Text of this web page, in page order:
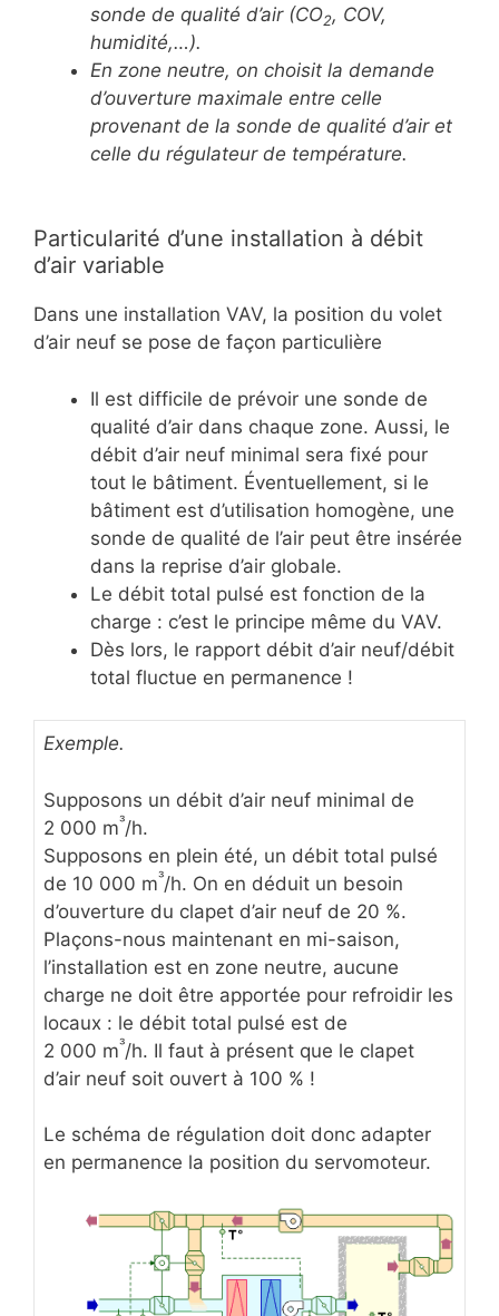
sonde de qualité d’air (CO2, COV,
humidité,…).
En zone neutre, on choisit la demande
d’ouverture maximale entre celle
provenant de la sonde de qualité d’air et
celle du régulateur de température.
Particularité d’une installation à débit
d’air variable
Dans une installation VAV, la position du volet
d’air neuf se pose de façon particulière
Il est difficile de prévoir une sonde de
qualité d’air dans chaque zone. Aussi, le
débit d’air neuf minimal sera fixé pour
tout le bâtiment. Éventuellement, si le
bâtiment est d’utilisation homogène, une
sonde de qualité de l’air peut être insérée
dans la reprise d’air globale.
Le débit total pulsé est fonction de la
charge : c’est le principe même du VAV.
Dès lors, le rapport débit d’air neuf/débit
total fluctue en permanence !
Exemple.
Supposons un débit d’air neuf minimal de
2 000 m³/h.
Supposons en plein été, un débit total pulsé
de 10 000 m³/h. On en déduit un besoin
d’ouverture du clapet d’air neuf de 20 %.
Plaçons-nous maintenant en mi-saison,
l’installation est en zone neutre, aucune
charge ne doit être apportée pour refroidir les
locaux : le débit total pulsé est de
2 000 m³/h. Il faut à présent que le clapet
d’air neuf soit ouvert à 100 % !
Le schéma de régulation doit donc adapter
en permanence la position du servomoteur.